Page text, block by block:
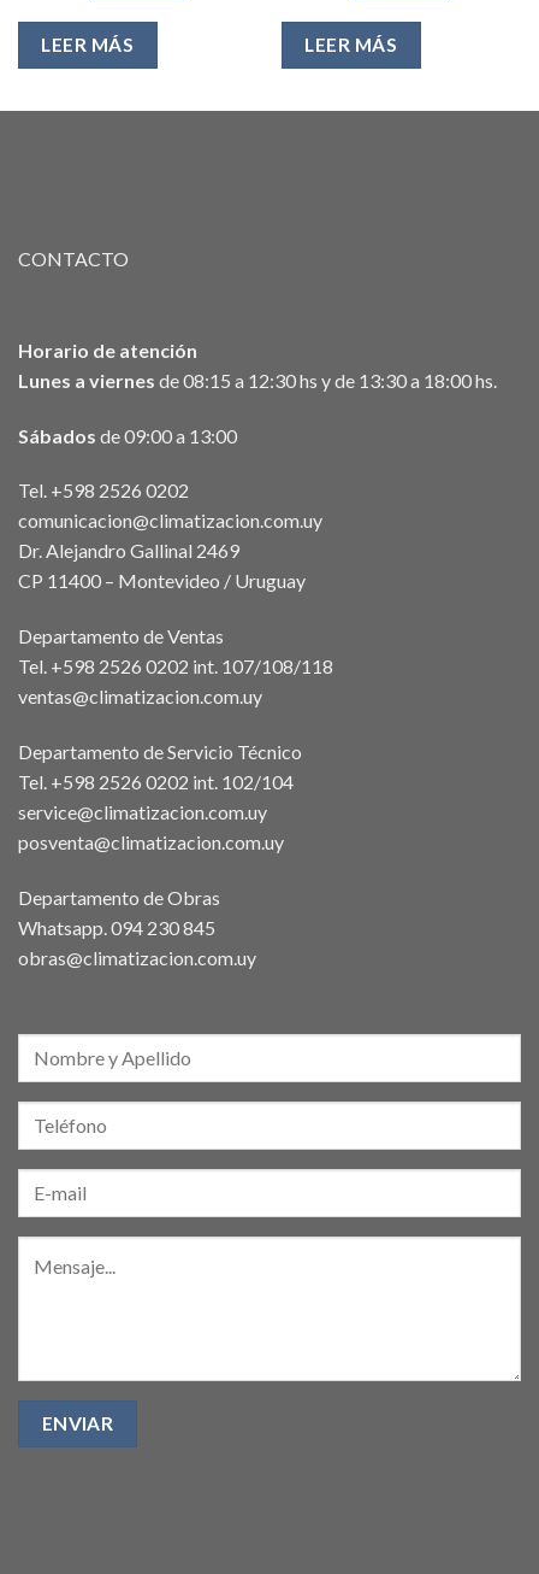
U$S6.330,00
LEER MÁS LEER MÁS
CONTACTO
Horario de atención
Lunes a viernes de 08:15 a 12:30 hs y de 13:30 a 18:00 hs.
Sábados de 09:00 a 13:00
Tel. +598 2526 0202
comunicacion@climatizacion.com.uy
Dr. Alejandro Gallinal 2469
CP 11400 – Montevideo / Uruguay
Departamento de Ventas
Tel. +598 2526 0202 int. 107/108/118
ventas@climatizacion.com.uy
Departamento de Servicio Técnico
Tel. +598 2526 0202 int. 102/104
service@climatizacion.com.uy
posventa@climatizacion.com.uy
Departamento de Obras
Whatsapp. 094 230 845
obras@climatizacion.com.uy